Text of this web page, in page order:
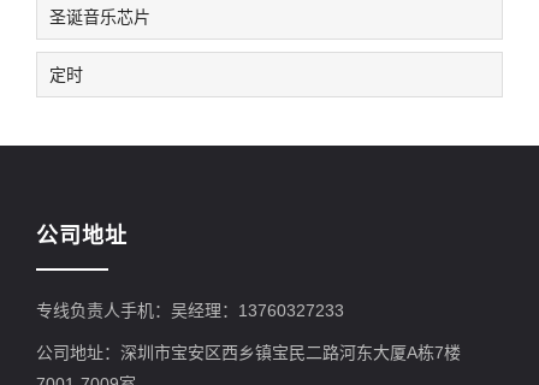
圣诞音乐芯片
定时
公司地址
专线负责人手机：吴经理：13760327233
公司地址：深圳市宝安区西乡镇宝民二路河东大厦A栋7楼